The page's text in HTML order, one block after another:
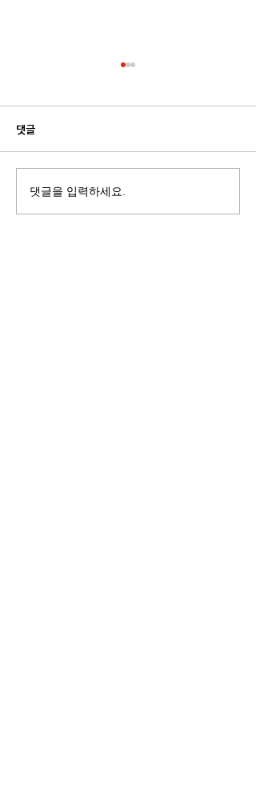
부산경남 행정통합 시도민 7
차 토론회가 부산도서관(서부
댓글
댓글을 입력하세요.